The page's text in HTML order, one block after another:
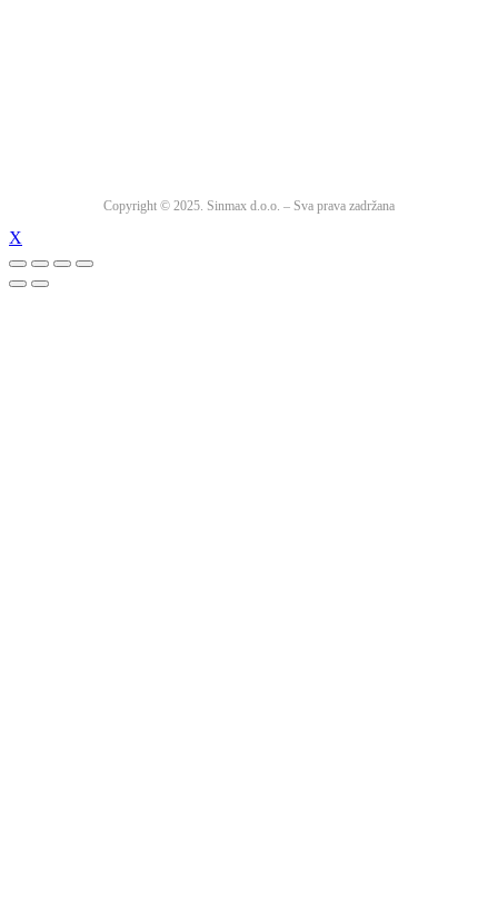
Copyright © 2025. Sinmax d.o.o. – Sva prava zadržana
X